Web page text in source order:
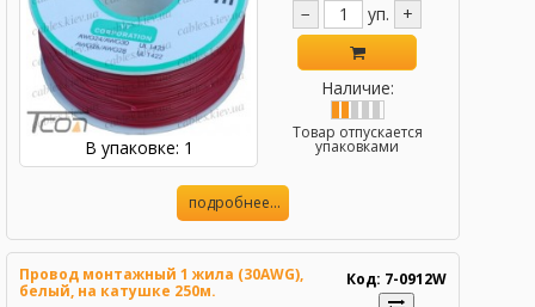
В упаковке: 1
−
уп. +
Наличие:
Товар отпускается
упаковками
подробнее...
Провод монтажный 1 жила (30AWG),
белый, на катушке 250м.
Код: 7-0912W